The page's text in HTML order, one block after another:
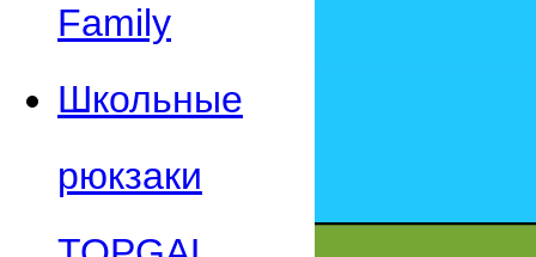
Family
Школьные
рюкзаки